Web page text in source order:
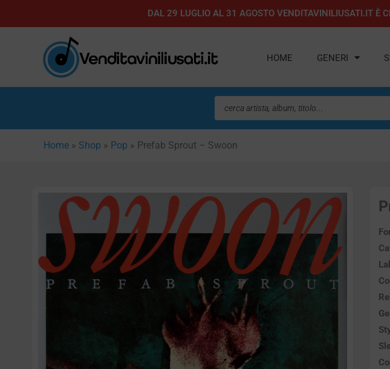
al
DAL 29 LUGLIO AL 31 AGOSTO VENDITAVINILIUSATI.IT È
HOME GENERI
Ricerca
prodotti
Home » Shop » Pop » Prefab Sprout – Swoon